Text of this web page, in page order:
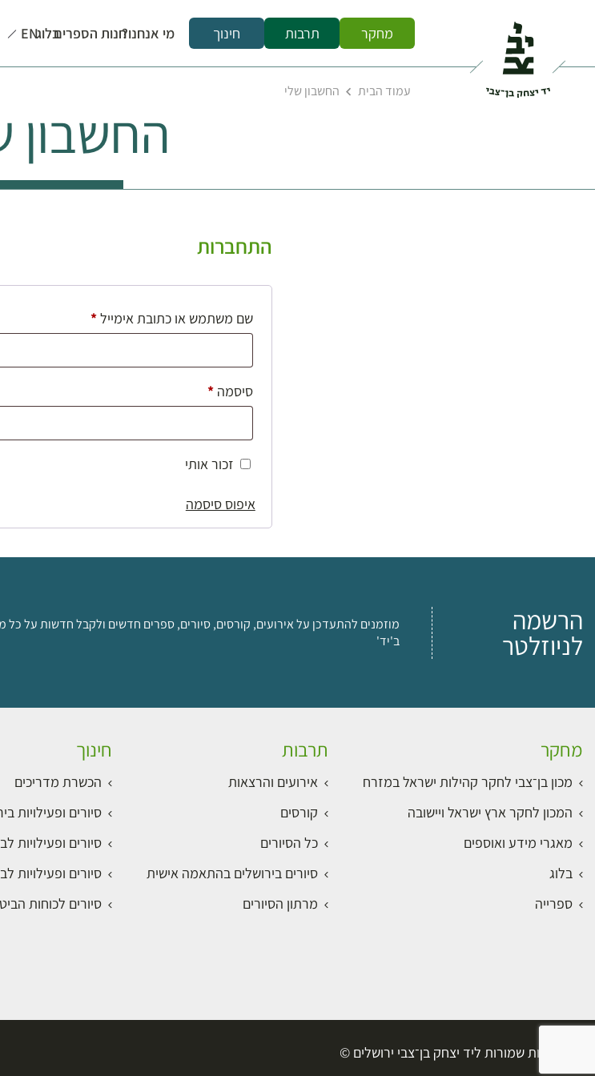
מחקר תרבות חינוך מי אנחנו?חנות הספריםבלוגEN
עמוד הבית החשבון שלי
החשבון
התחברות
שם משתמש או כתובת אימייל*חובה
סיסמה*חובה
זכור אותי
איפוס סיסמה
הרשמה
לניוזלטר
מוזמנים להתעדכן על אירועים, קורסים, סיורים, ספרים חדשים ולקבל חדשות על כל
ב'יד'
מחקר
מכון בן־צבי לחקר קהילות ישראל במזרח
המכון לחקר ארץ ישראל ויישובה
מאגרי מידע ואוספים
בלוג
ספרייה
תרבות
אירועים והרצאות
קורסים
כל הסיורים
סיורים בירושלים בהתאמה אישית
מרתון הסיורים
חינוך
הכשרת מדריכים
סיורים ופעילויות
סיורים ופעילויות
סיורים ופעילויות
סיורים לכוחות
כל הזכויות שמורות ליד יצחק בן־צבי ירושלים ©